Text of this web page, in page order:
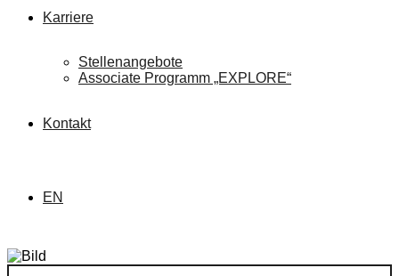
Karriere
Stellenangebote
Associate Programm „EXPLORE“
Kontakt
EN